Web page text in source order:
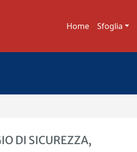
Home Sfoglia
DI SICUREZZA,